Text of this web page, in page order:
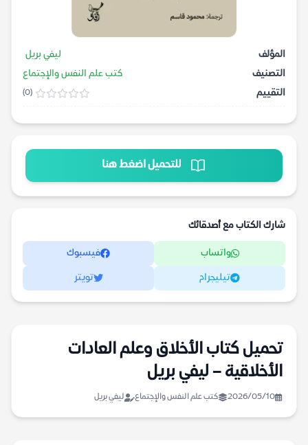
المؤلف
ليفي بريل
التصنيف
كتب علم النفس والإجتماع
التقييم
(0)
للتحميل اضغط هنا
شارك الكتاب مع أصدقائك
واتساب فيسبوك
تيليجرام تويتر
تحميل كتاب الأخلاق وعلم العادات
الأخلاقية – ليفي بريل
2026/05/10 كتب علم النفس والإجتماع ليفي بريل